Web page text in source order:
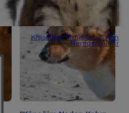
Kişiselleştirilmiş Öneri Alın
Nereden Alınır